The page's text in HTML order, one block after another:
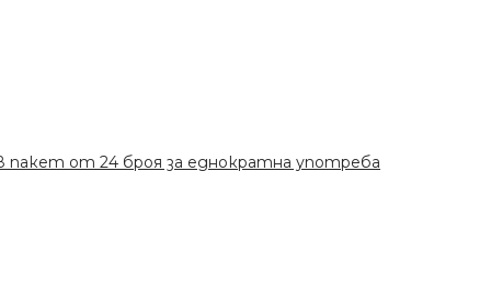
пакет от 24 броя за еднократна употреба